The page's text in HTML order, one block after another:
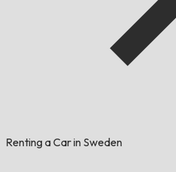
Renting a Car in Sweden